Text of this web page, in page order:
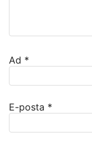
Ad *
E-posta *